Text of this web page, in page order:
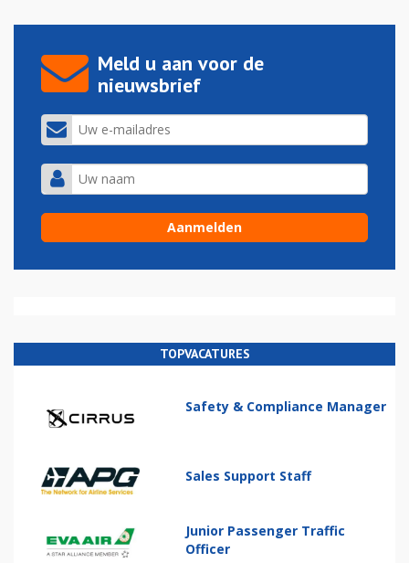
Meld u aan voor de
nieuwsbrief
TOPVACATURES
Safety & Compliance Manager
Sales Support Staff
Junior Passenger Traffic
Officer